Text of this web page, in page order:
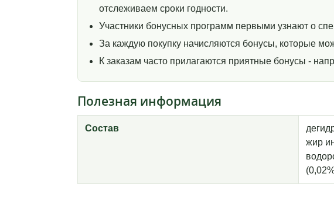
отслеживаем сроки годности.
Участники бонусных программ первыми узнают о
За каждую покупку начисляются бонусы, которые
К заказам часто прилагаются приятные бонусы -
Полезная информация
Состав
жир